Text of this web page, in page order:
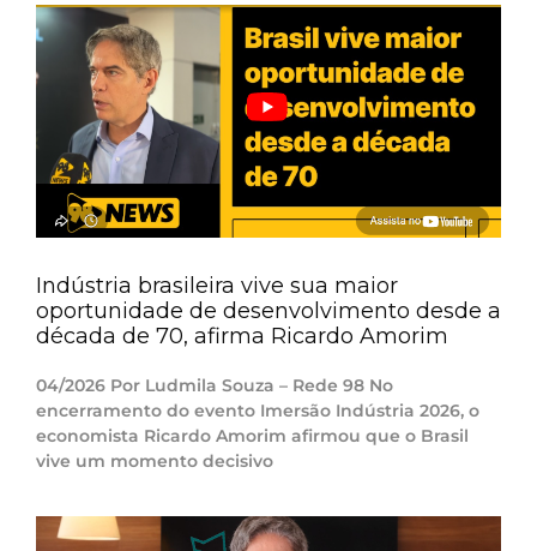
Indústria brasileira vive sua maior
oportunidade de desenvolvimento desde a
década de 70, afirma Ricardo Amorim
04/2026 Por Ludmila Souza – Rede 98 No
encerramento do evento Imersão Indústria 2026, o
economista Ricardo Amorim afirmou que o Brasil
vive um momento decisivo